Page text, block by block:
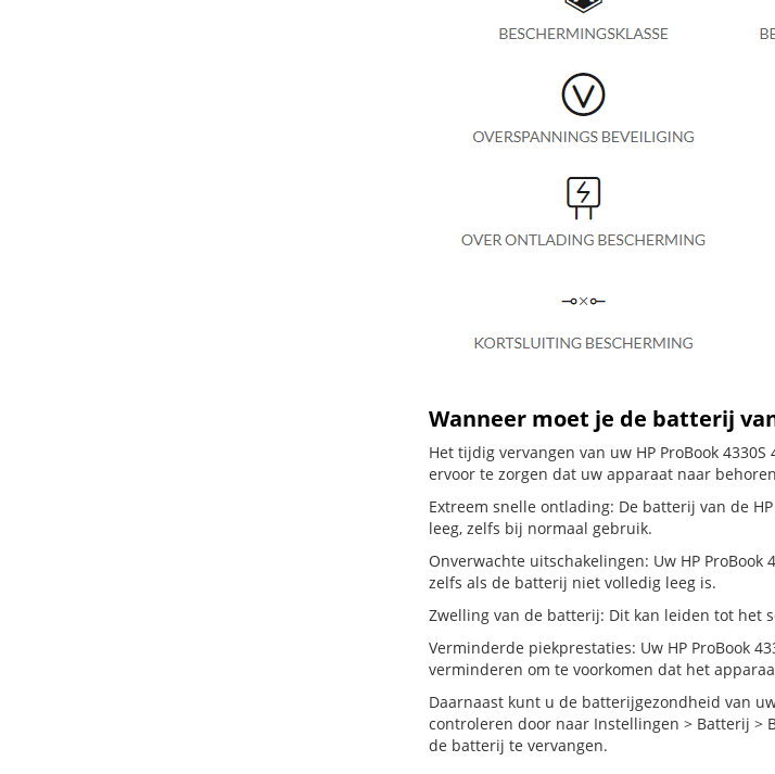
Wanneer moet je de batterij
Het tijdig vervangen van uw HP ProBook 4330S
ervoor te zorgen dat uw apparaat naar
Extreem snelle ontlading: De batterij van de HP
leeg, zelfs bij normaal gebruik.
Onverwachte uitschakelingen: Uw HP ProBook
zelfs als de batterij niet volledig leeg is.
Zwelling van de batterij: Dit kan leiden tot het
Verminderde piekprestaties: Uw HP ProBook
verminderen om te voorkomen dat het
Daarnaast kunt u de batterijgezondheid van uw
controleren door naar Instellingen > Batterij >
de batterij te vervangen.